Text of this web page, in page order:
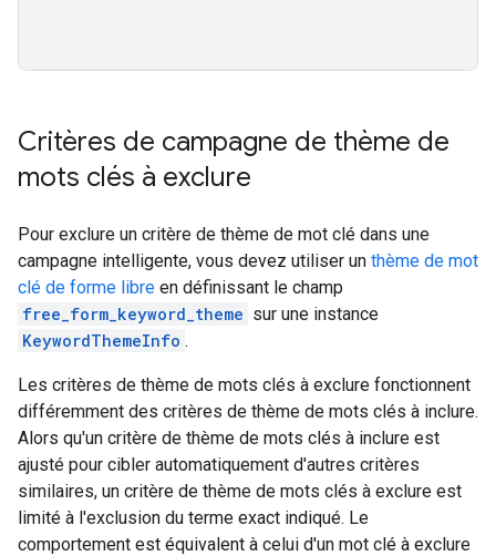
Critères de campagne de thème de
mots clés à exclure
Pour exclure un critère de thème de mot clé dans une
campagne intelligente, vous devez utiliser un thème de mot
clé de forme libre en définissant le champ
free_form_keyword_theme sur une instance
KeywordThemeInfo .
Les critères de thème de mots clés à exclure fonctionnent
différemment des critères de thème de mots clés à inclure.
Alors qu'un critère de thème de mots clés à inclure est
ajusté pour cibler automatiquement d'autres critères
similaires, un critère de thème de mots clés à exclure est
limité à l'exclusion du terme exact indiqué. Le
comportement est équivalent à celui d'un mot clé à exclure